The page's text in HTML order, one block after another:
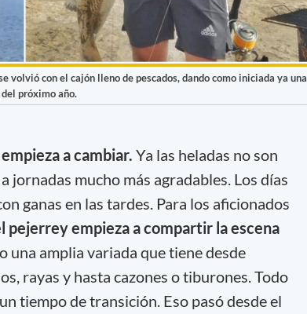
volvió con el cajón lleno de pescados, dando como iniciada ya una
próximo año.
a cambiar. Ya las heladas no son
jornadas mucho más agradables. Los días
ganas en las tardes. Para los aficionados
pejerrey empieza a compartir la escena
una amplia variada que tiene desde
rayas y hasta cazones o tiburones. Todo
tiempo de transición. Eso pasó desde el